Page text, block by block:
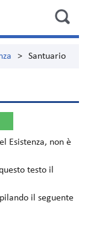
> Santuario
Esistenza, non è
testo il
il seguente